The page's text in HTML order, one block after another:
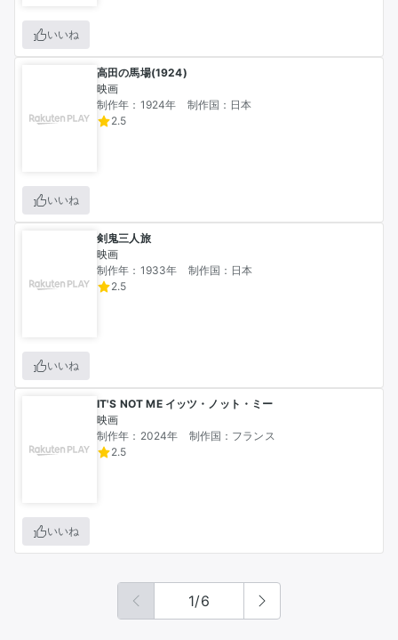
いいね
高田の馬場(1924)
映画
制作年：1924年
制作国：日本
2.5
いいね
剣鬼三人旅
映画
制作年：1933年
制作国：日本
2.5
いいね
IT'S NOT ME イッツ・ノット・ミー
映画
制作年：2024年
制作国：フランス
2.5
いいね
1/6